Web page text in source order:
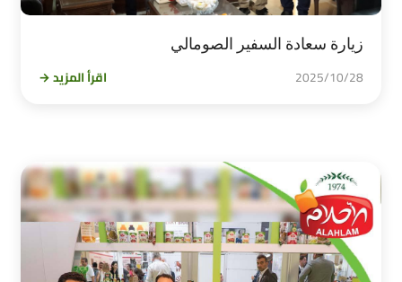
زيارة سعادة السفير الصومالي
2025/10/28 اقرأ المزيد →